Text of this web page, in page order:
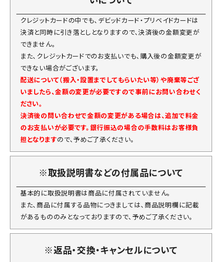
クレジットカードの中でも、デビッドカード・プリベイドカードは
決済と同時に引き落としとなりますので、決済後の金額変更が
できません。
また、クレジットカードでのお支払いでも、購入後の金額変更が
できない場合がございます。
配送について（搬入・設置までしてもらいたい等）や廃棄等ござ
いましたら、金額の変更が必要ですので事前にお問い合わせく
ださい。
決済後の問い合わせで金額の変更がある場合は、追加で料金
のお支払いが必要です。銀行振込の場合の手数料はお客様負
担となりますので、予めご了承ください。
※取扱説明書などの付属品について
基本的に取扱説明書は商品に付属されていません。
また、商品に付属する品物につきましては、商品説明欄に記載
があるもののみとなっておりますので、予めご了承ください。
※返品・交換・キャンセルについて